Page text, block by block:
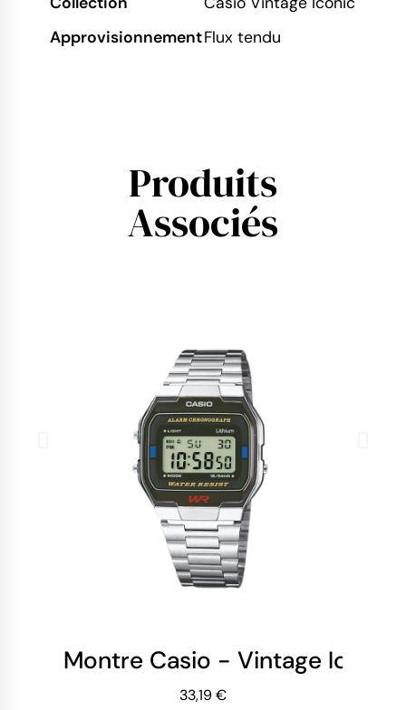
ApprovisionnementFlux tendu
Produits
Associés
Montre Casio - Vintage Iconic
33,19 €